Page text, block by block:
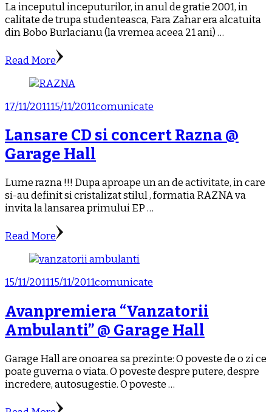
La inceputul inceputurilor, in anul de gratie 2001, in
calitate de trupa studenteasca, Fara Zahar era alcatuita
din Bobo Burlacianu (la vremea aceea 21 ani) …
Read More
17/11/201115/11/2011comunicate
Lansare CD si concert Razna @
Garage Hall
Lume razna !!! Dupa aproape un an de activitate, in care
si-au definit si cristalizat stilul , formatia RAZNA va
invita la lansarea primului EP …
Read More
15/11/201115/11/2011comunicate
Avanpremiera “Vanzatorii
Ambulanti” @ Garage Hall
Garage Hall are onoarea sa prezinte: O poveste de o zi ce
poate guverna o viata. O poveste despre putere, despre
incredere, autosugestie. O poveste …